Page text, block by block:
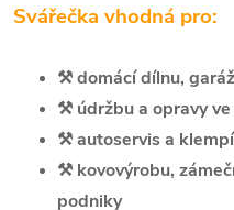
Svářečka vhodná pro:
⚒️domácí dílnu, garáž
⚒️údržbu a opravy
⚒️autoservis a
⚒️kovovýrobu,
podniky